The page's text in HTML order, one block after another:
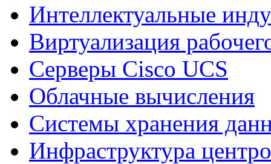
Интеллектуальные
Виртуализация
Cерверы Cisco UCS
Облачные вычисления
Системы хранения
Инфраструктура